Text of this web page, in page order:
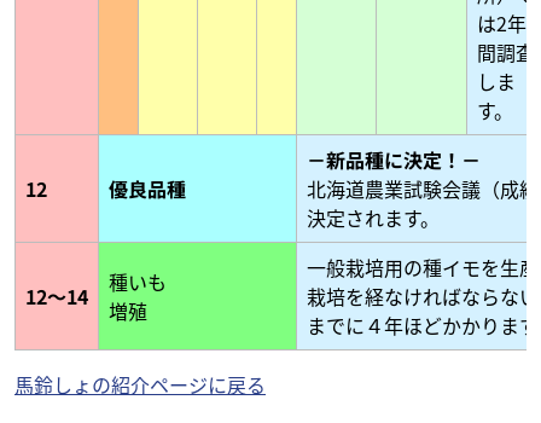
は2年
間調査
しま
す。
12 優良品種
－新品種に決定！－
北海道農業試験会議（成
決定されます。
12～14
種いも
増殖
一般栽培用の種イモを生
栽培を経なければならな
までに４年ほどかかりま
馬鈴しょの紹介ページに戻る